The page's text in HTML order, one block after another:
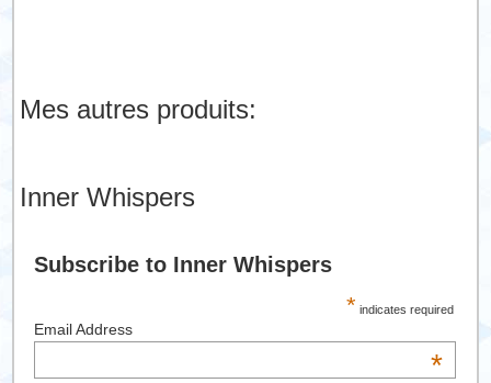
Mes autres produits:
Inner Whispers
Subscribe to Inner Whispers
* indicates required
Email Address
*